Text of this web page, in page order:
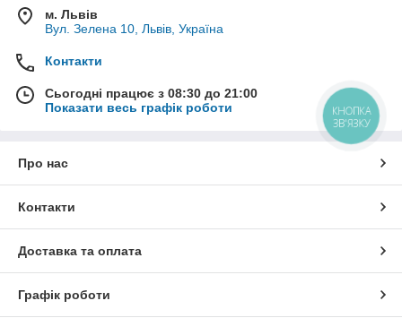
м. Львів
Вул. Зелена 10, Львів, Україна
Контакти
Сьогодні працює з 08:30 до 21:00
Показати весь графік роботи
Про нас
Контакти
Доставка та оплата
Графік роботи
КНОПКА
ЗВ'ЯЗКУ